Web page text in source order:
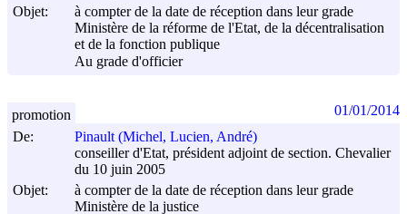
Objet:
à compter de la date de réception dans leur grade
Ministère de la réforme de l'Etat, de la décentralisation
et de la fonction publique
Au grade d'officier
De:
Pinault (Michel, Lucien, André)
conseiller d'Etat, président adjoint de section. Chevalier
du 10 juin 2005
Objet:
à compter de la date de réception dans leur grade
Ministère de la justice
promotion 01/01/2014